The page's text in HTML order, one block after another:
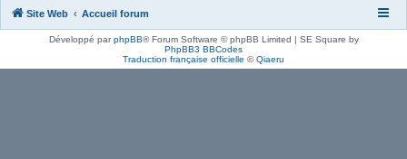
Site Web Accueil forum
Développé parphpBB® Forum Software © phpBB Limited | SE Square by
PhpBB3 BBCodes
Traduction française officielle ©Qiaeru